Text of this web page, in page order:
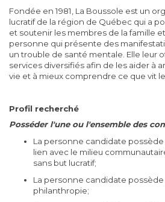
Fondée en 1981, La Boussole est un
lucratif de la région de Québec qui a
et soutenir les membres de la famille
personne qui présente des
un trouble de santé mentale. Elle leur
services diversifiés afin de les aider à
vie et à mieux comprendre ce que vit
Profil recherché
Posséder l'une ou l'ensemble des
La personne candidate
lien avec le milieu
sans but lucratif;
La personne candidate
philanthropie;